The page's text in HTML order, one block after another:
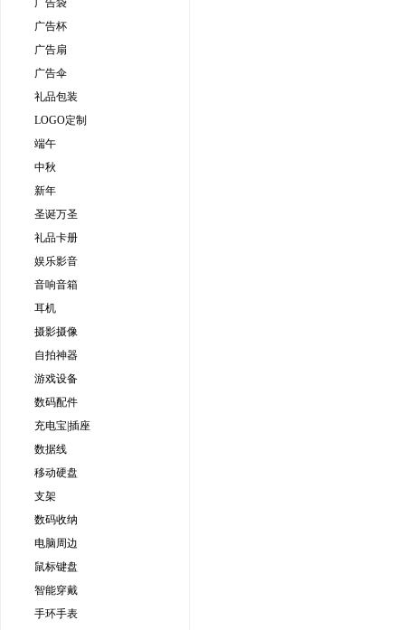
广告袋
广告杯
广告扇
广告伞
礼品包装
LOGO定制
端午
中秋
新年
圣诞万圣
礼品卡册
娱乐影音
音响音箱
耳机
摄影摄像
自拍神器
游戏设备
数码配件
充电宝|插座
数据线
移动硬盘
支架
数码收纳
电脑周边
鼠标键盘
智能穿戴
手环手表